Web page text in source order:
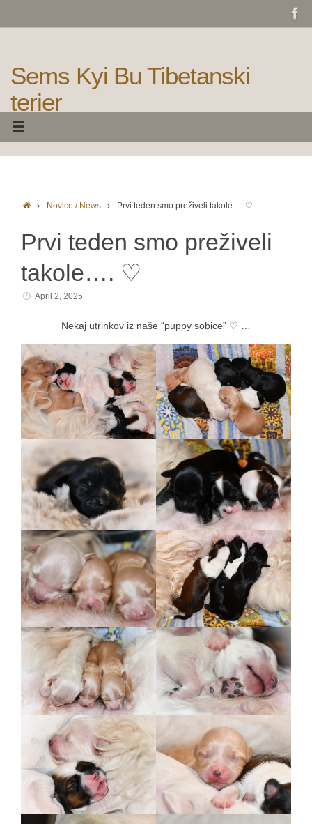
Sems Kyi Bu Tibetanski
terier
HomeNovice / News Prvi teden smo preživeli takole…. ♡
Prvi teden smo preživeli
takole…. ♡
April 2, 2025
Nekaj utrinkov iz naše “puppy sobice” ♡ …